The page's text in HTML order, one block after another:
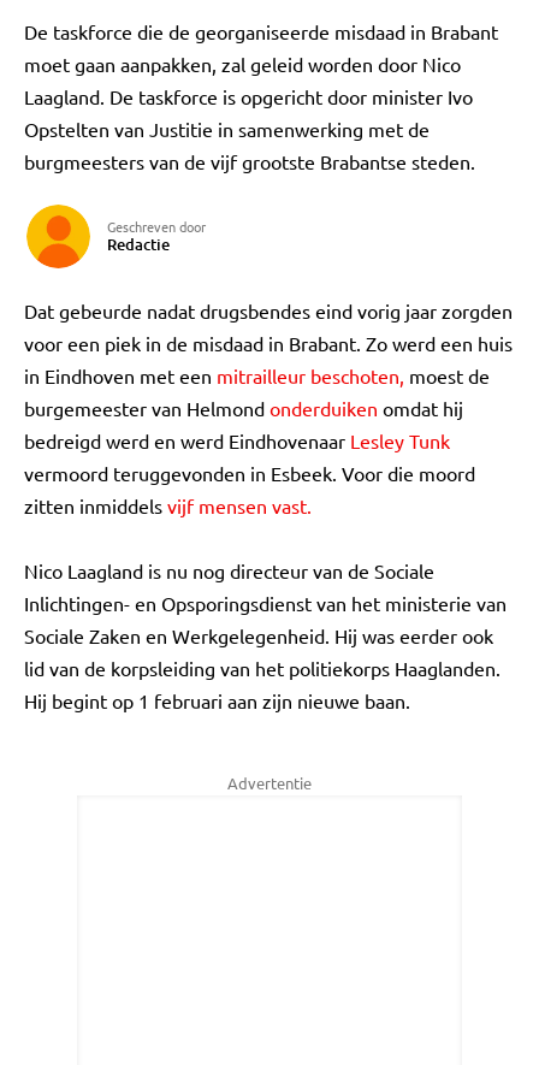
De taskforce die de georganiseerde misdaad in Brabant
moet gaan aanpakken, zal geleid worden door Nico
Laagland. De taskforce is opgericht door minister Ivo
Opstelten van Justitie in samenwerking met de
burgmeesters van de vijf grootste Brabantse steden.
Geschreven door
Redactie
Dat gebeurde nadat drugsbendes eind vorig jaar zorgden
voor een piek in de misdaad in Brabant. Zo werd een huis
in Eindhoven met een mitrailleur beschoten, moest de
burgemeester van Helmond onderduiken omdat hij
bedreigd werd en werd Eindhovenaar Lesley Tunk
vermoord teruggevonden in Esbeek. Voor die moord
zitten inmiddels vijf mensen vast.
Nico Laagland is nu nog directeur van de Sociale
Inlichtingen- en Opsporingsdienst van het ministerie van
Sociale Zaken en Werkgelegenheid. Hij was eerder ook
lid van de korpsleiding van het politiekorps Haaglanden.
Hij begint op 1 februari aan zijn nieuwe baan.
Advertentie